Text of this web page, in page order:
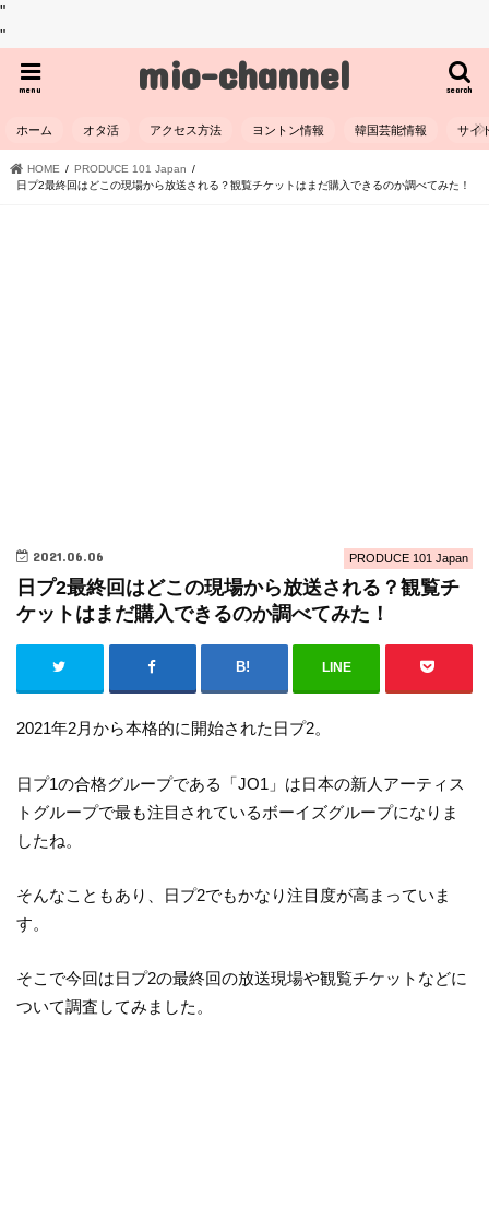
"
"
mio-channel search
menu
ホーム オタ活 アクセス方法 ヨントン情報 韓国芸能情報 サイ
HOME
PRODUCE 101 Japan
日プ2最終回はどこの現場から放送される？観覧チケットはまだ購入できるのか調べてみた！
PRODUCE 101 Japan
2021.06.06
日プ2最終回はどこの現場から放送される？観覧チ
ケットはまだ購入できるのか調べてみた！
LINE
2021年2月から本格的に開始された日プ2。
日プ1の合格グループである「JO1」は日本の新人アーティス
トグループで最も注目されているボーイズグループになりま
したね。
そんなこともあり、日プ2でもかなり注目度が高まっていま
す。
そこで今回は日プ2の最終回の放送現場や観覧チケットなどに
ついて調査してみました。